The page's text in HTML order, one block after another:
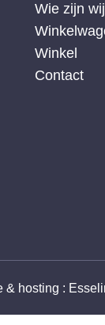
Wie zijn wij
Winkel
Contact
& hosting :